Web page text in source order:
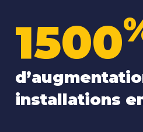
1500
installations